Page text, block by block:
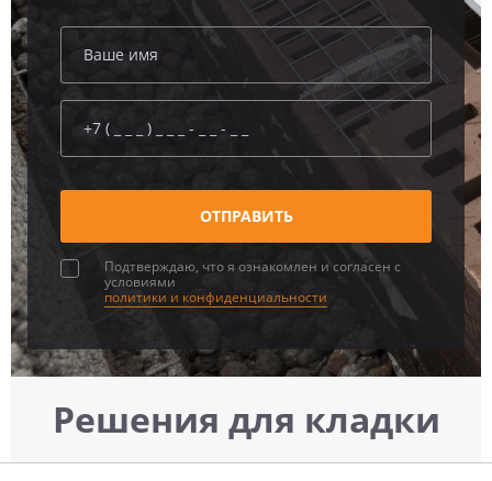
Подтверждаю, что я ознакомлен и согласен с
условиями
политики и конфиденциальности
Решения для кладки